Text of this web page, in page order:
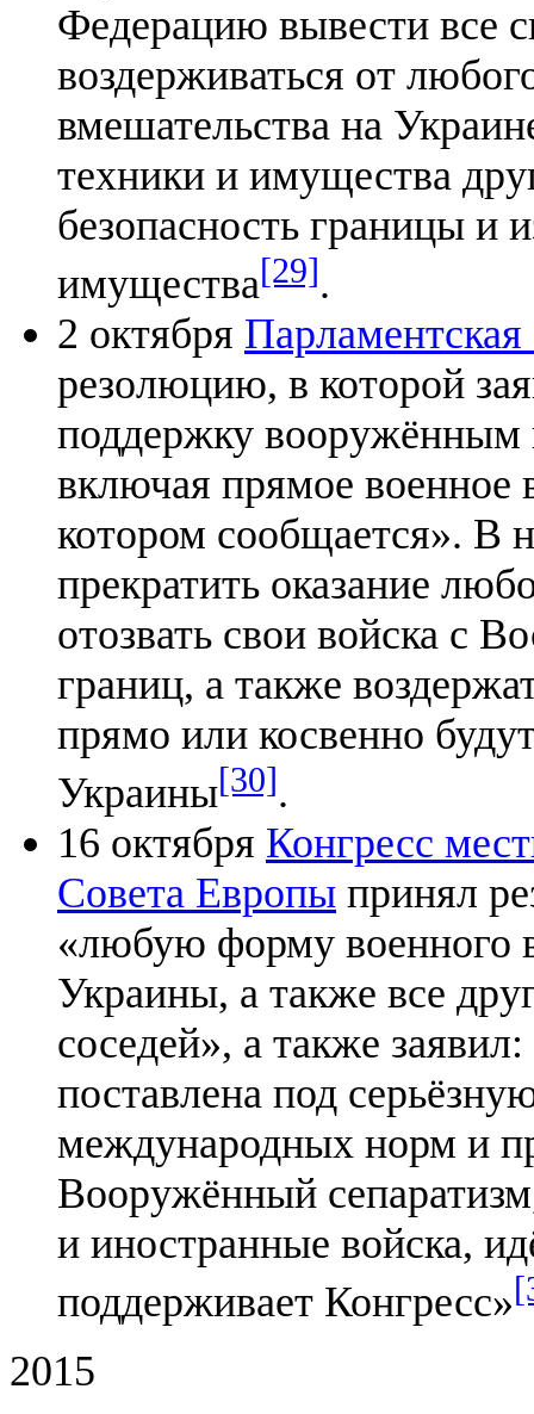
Федерацию вывести все
воздерживаться от
вмешательства на
техники и имущества
безопасность границы и
имущества[29].
2 октября
резолюцию, в которой
поддержку вооружённым
включая прямое военное
котором сообщается». В
прекратить оказание
отозвать свои войска с
границ, а также
прямо или косвенно
Украины[30].
16 октября Конгресс
Совета Европы принял
«любую форму военного
Украины, а также все
соседей», а также
поставлена под
международных норм и
Вооружённый
и иностранные войска,
поддерживает Конгресс»
2015